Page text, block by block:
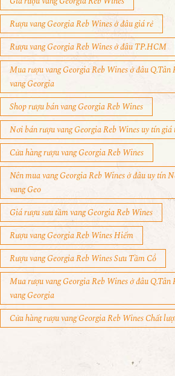
Rượu vang Georgia Reb Wines ở đâu giá rẻ
Rượu vang Georgia Reb Wines ở đâu TP.HCM
Mua rượu vang Georgia Reb Wines ở đâu Q.Tân
vang Georgia
Shop rượu bán vang Georgia Reb Wines
Nơi bán rượu vang Georgia Reb Wines uy tín giá
Cửa hàng rượu vang Georgia Reb Wines
Nên mua vang Georgia Reb Wines ở đâu uy tín
vang Geo
Giá rượu sưu tầm vang Georgia Reb Wines
Rượu vang Georgia Reb Wines Hiếm
Rượu vang Georgia Reb Wines Sưu Tầm Cổ
Mua rượu vang Georgia Reb Wines ở đâu Q.Tân
vang Georgia
Cửa hàng rượu vang Georgia Reb Wines Chất